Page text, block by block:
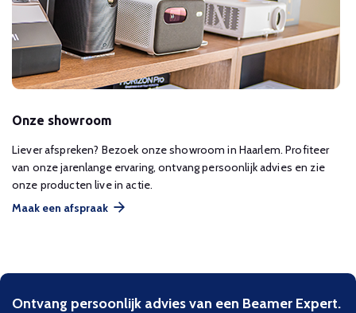
Onze showroom
Liever afspreken? Bezoek onze showroom in Haarlem. Profiteer
van onze jarenlange ervaring, ontvang persoonlijk advies en zie
onze producten live in actie.
Maak een afspraak
Ontvang persoonlijk advies van een Beamer Expert.